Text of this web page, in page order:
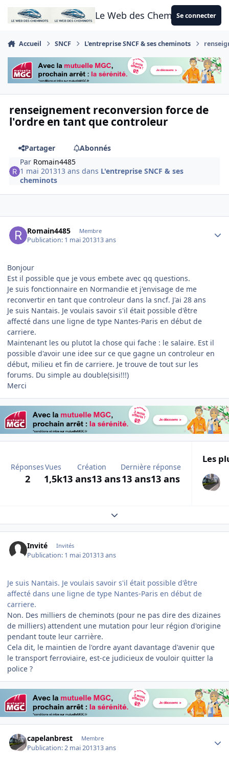
Aller au contenu
Le Web des CheminotsSe connecter
Accueil SNCF L'entreprise SNCF & ses cheminots
renseignement reconversion force de
l'ordre en tant que controleur
Partager
Abonnés
Par Romain4485
1 mai 201313 ans dans L'entreprise SNCF & ses
cheminots
Romain4485 Membre
Publication: 1 mai 201313 ans
Bonjour
Est il possible que je vous embete avec qq questions.
Je suis fonctionnaire en Normandie et j'envisage de me
reconvertir en tant que controleur dans la sncf. J'ai 28 ans
Je suis Nantais. Je voulais savoir s'il était possible d'être
affecté dans une ligne de type Nantes-Paris en début de
carriere.
Maintenant les ou plutot la chose qui fache : le salaire. Est il
possible d'avoir une idee sur ce que gagne un controleur en
début, milieu et fin de carriere. Je trouve de tout sur les
forums. Du simple au double(sisi!!!)
Merci
Réponses
2
Vues
1,5k
Création
13 ans13 ans
Dernière réponse
13 ans13 ans
Les
Expand topic overview
Invité Invités
Publication: 1 mai 201313 ans
Je suis Nantais. Je voulais savoir s'il était possible d'être
affecté dans une ligne de type Nantes-Paris en début de
carriere.
Non. Des milliers de cheminots (pour ne pas dire des dizaines
de milliers) attendent une mutation pour leur région d'origine
pendant toute leur carrière.
Cela dit, le maintien de l'ordre ayant davantage d'avenir que
le transport ferroviaire, est-ce judicieux de vouloir quitter la
police ?
capelanbrest Membre
Publication:2 mai 201313 ans